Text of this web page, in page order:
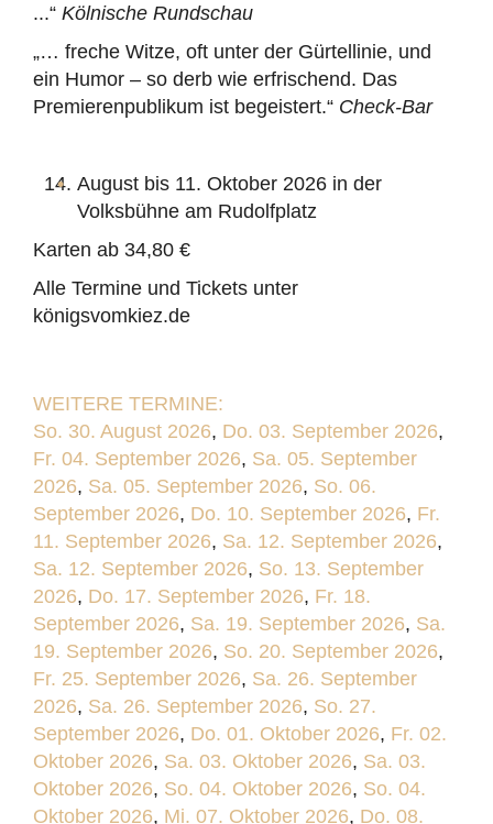
...“ Kölnische Rundschau
„… freche Witze, oft unter der Gürtellinie, und
ein Humor – so derb wie erfrischend. Das
Premierenpublikum ist begeistert.“ Check-Bar
August bis 11. Oktober 2026 in der
Volksbühne am Rudolfplatz
Karten ab 34,80 €
Alle Termine und Tickets unter
königsvomkiez.de
WEITERE TERMINE:
So. 30. August 2026, Do. 03. September 2026,
Fr. 04. September 2026, Sa. 05. September
2026, Sa. 05. September 2026, So. 06.
September 2026, Do. 10. September 2026, Fr.
11. September 2026, Sa. 12. September 2026,
Sa. 12. September 2026, So. 13. September
2026, Do. 17. September 2026, Fr. 18.
September 2026, Sa. 19. September 2026, Sa.
19. September 2026, So. 20. September 2026,
Fr. 25. September 2026, Sa. 26. September
2026, Sa. 26. September 2026, So. 27.
September 2026, Do. 01. Oktober 2026, Fr. 02.
Oktober 2026, Sa. 03. Oktober 2026, Sa. 03.
Oktober 2026, So. 04. Oktober 2026, So. 04.
Oktober 2026, Mi. 07. Oktober 2026, Do. 08.